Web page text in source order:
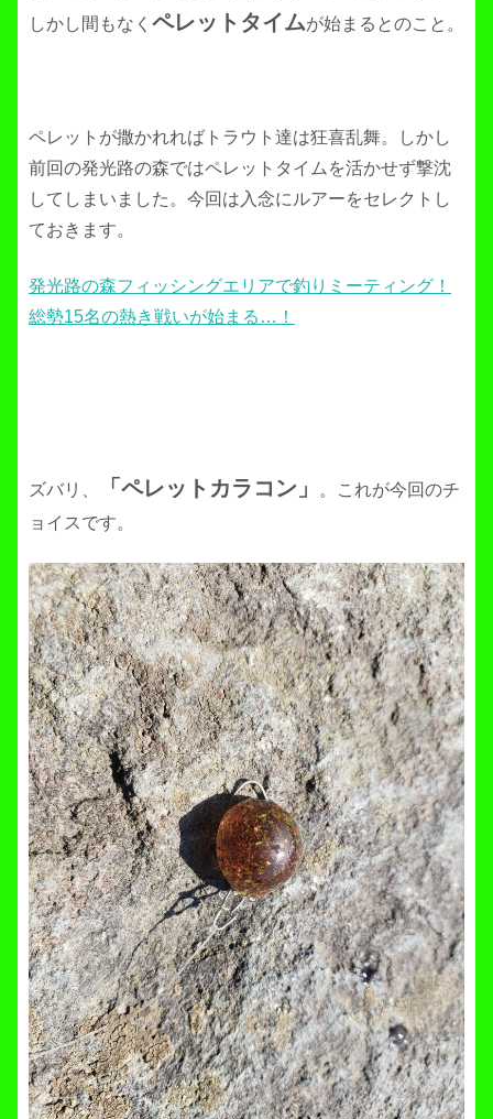
しかし間もなく ペレットタイムが始まるとのこと。
ペレットが撒かれればトラウト達は狂喜乱舞。しかし
前回の発光路の森ではペレットタイムを活かせず撃沈
してしまいました。今回は入念にルアーをセレクトし
ておきます。
発光路の森フィッシングエリアで釣りミーティング！
総勢15名の熱き戦いが始まる…！
ズバリ、 「ペレットカラコン」
。これが今回のチ
ョイスです。